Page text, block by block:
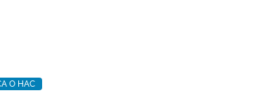
О НАС